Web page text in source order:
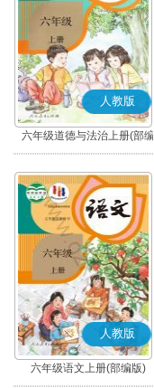
人教版
六年级道德与法治上册(部编
版)
人教版
六年级语文上册(部编版)